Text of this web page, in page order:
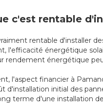
c'est rentable
rentable d'installer
l'efficacité énergétique
rendement énergétique
l'aspect financier à
d'installation initial des
terme d'une installation